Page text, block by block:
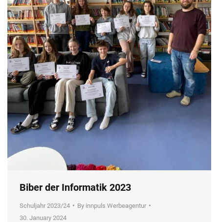
Biber der Informatik 2023
Schuljahr 2023/24 By innpuls Werbeagentur
30. January 2024